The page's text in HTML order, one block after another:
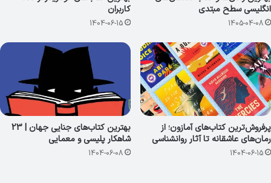
انگلیسی سطح مبتدی
1405-04-08
کاربران
1404-06-15
پرفروش‌ترین کتاب‌های آمازون؛ از
رمان‌های عاشقانه تا آثار روانشناسی
1404-06-15
بهترین کتاب‌های جنایی جهان | 23
شاهکار پلیسی و معمایی
1404-06-08